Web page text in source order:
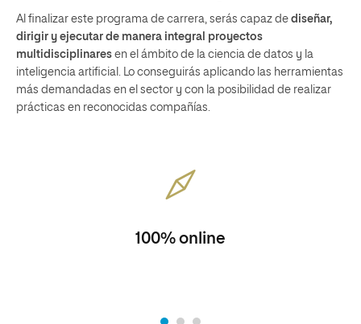
Al finalizar este programa de carrera, serás capaz de diseñar,
dirigir y ejecutar de manera integral proyectos
multidisciplinares en el ámbito de la ciencia de datos y la
inteligencia artificial. Lo conseguirás aplicando las herramientas
más demandadas en el sector y con la posibilidad de realizar
prácticas en reconocidas compañías.
100% online